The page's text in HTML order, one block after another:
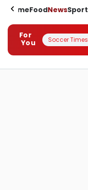
HomeFoodNewsSport
For
You
Soccer Times